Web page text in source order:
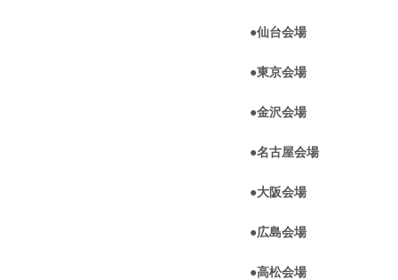
●仙台会場
●東京会場
●金沢会場
●名古屋会場
●大阪会場
●広島会場
●高松会場